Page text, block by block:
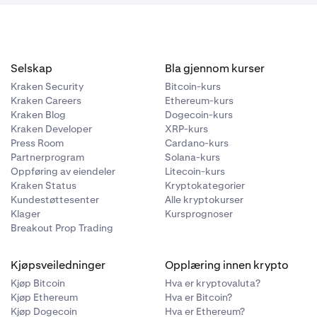
for å
til
dokument.
Selskap
Kraken Security
Kraken Careers
Kraken Blog
Kraken Developer
Press Room
Partnerprogram
Oppføring av eiendeler
Kraken Status
Kundestøttesenter
Klager
Breakout Prop Trading
Bla gjennom kurser
Bitcoin-kurs
Ethereum-kurs
Dogecoin-kurs
XRP-kurs
Cardano-kurs
Solana-kurs
Litecoin-kurs
Kryptokategorier
Alle kryptokurser
Kursprognoser
Kjøpsveiledninger
Kjøp Bitcoin
Kjøp Ethereum
Kjøp Dogecoin
Opplæring innen krypto
Hva er kryptovaluta?
Hva er Bitcoin?
Hva er Ethereum?